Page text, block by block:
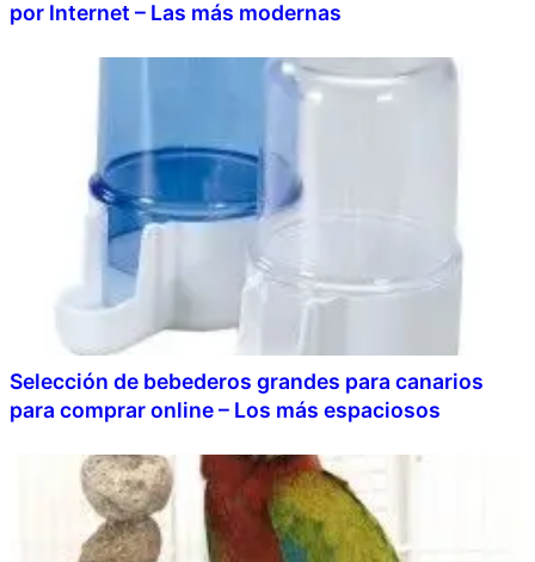
por Internet – Las más modernas
Selección de bebederos grandes para canarios
para comprar online – Los más espaciosos